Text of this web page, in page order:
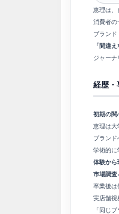
恵理は、
消費者の
ブラン
「間違
ジャーナ
経歴・
初期の関
恵理は大
ブランド
学術的に
体験から
市場調査
卒業後は
実店舗視
「同じ